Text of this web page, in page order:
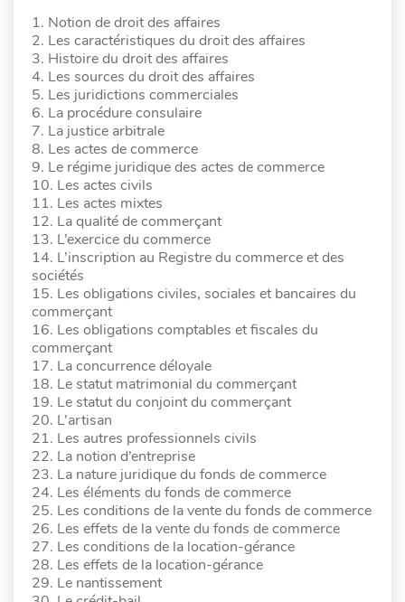
1. Notion de droit des affaires
2. Les caractéristiques du droit des affaires
3. Histoire du droit des affaires
4. Les sources du droit des affaires
5. Les juridictions commerciales
6. La procédure consulaire
7. La justice arbitrale
8. Les actes de commerce
9. Le régime juridique des actes de commerce
10. Les actes civils
11. Les actes mixtes
12. La qualité de commerçant
13. L’exercice du commerce
14. L’inscription au Registre du commerce et des
sociétés
15. Les obligations civiles, sociales et bancaires du
commerçant
16. Les obligations comptables et fiscales du
commerçant
17. La concurrence déloyale
18. Le statut matrimonial du commerçant
19. Le statut du conjoint du commerçant
20. L’artisan
21. Les autres professionnels civils
22. La notion d’entreprise
23. La nature juridique du fonds de commerce
24. Les éléments du fonds de commerce
25. Les conditions de la vente du fonds de commerce
26. Les effets de la vente du fonds de commerce
27. Les conditions de la location-gérance
28. Les effets de la location-gérance
29. Le nantissement